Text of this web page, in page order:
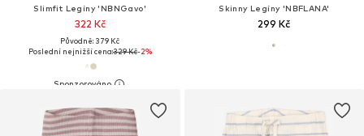
Slimfit Legíny 'NBNGavo'
322 Kč
Původně: 379 Kč
Poslední nejnižší cena:329 Kč-2%
Skinny Legíny 'NBFLANA'
299 Kč